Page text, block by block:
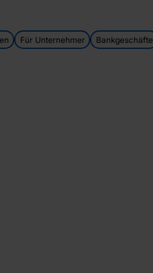
Für Unternehmer Bankgeschäfte